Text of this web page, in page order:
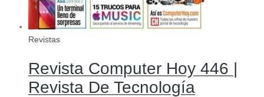
Revistas
Revista Computer Hoy 446 |
Revista De Tecnología